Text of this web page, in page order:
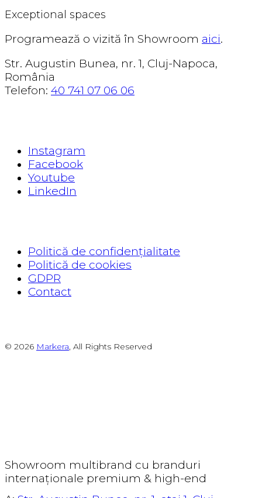
Exceptional spaces
Programează o vizită în Showroom aici.
Str. Augustin Bunea, nr. 1, Cluj-Napoca,
România
Telefon: 40 741 07 06 06
Instagram
Facebook
Youtube
LinkedIn
Politică de confidențialitate
Politică de cookies
GDPR
Contact
© 2026 Markera, All Rights Reserved
Showroom multibrand cu branduri
internaționale premium & high-end